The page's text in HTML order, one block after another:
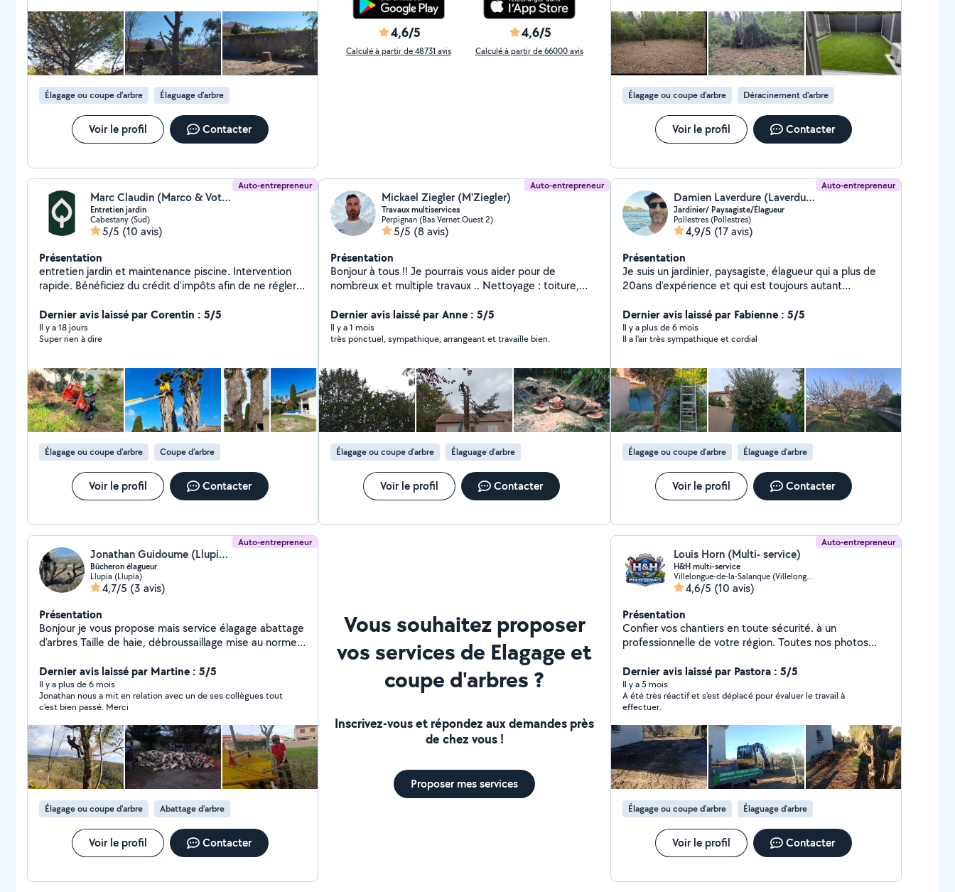
synthétique. Je referai appel à ses services
Élagage ou coupe d'arbre Élaguage d'arbre
Voir le profil Contacter
4,6/5
Calculé à partir de 48731 avis
4,6/5
Calculé à partir de 66000 avis
Élagage ou coupe d'arbre Déracinement d'arbre
Voir le profil Contacter
Auto-entrepreneur
Marc Claudin (Marco & Votre Jardin)
Entretien jardin
Cabestany (Sud)
5/5 (10 avis)
Présentation
entretien jardin et maintenance piscine. Intervention
rapide. Bénéficiez du crédit d'impôts afin de ne régler
Dernier avis laissé par Corentin : 5/5
Il y a 18 jours
Super rien à dire
Élagage ou coupe d'arbre Coupe d'arbre
Voir le profil Contacter
Auto-entrepreneur
Mickael Ziegler (M'Ziegler)
Travaux multiservices
Perpignan (Bas Vernet Ouest 2)
5/5 (8 avis)
Présentation
Bonjour à tous !! Je pourrais vous aider pour de
nombreux et multiple travaux .. Nettoyage : toiture,
extérieur, toiture, façade, mur, plafond, murette,
boiserie, ferronnerie. Réparation et changement :
toiture, liteau, chevron, tuiles, faîtage, closoir,
chape, mur,murette. Entretien de jardin : élagage,
abattage, étêtage, d'arbres dangereux, taille de haie,
arbustes, tonte, débroussaillage, entretien et création
d'espaces verts. Sérieux, ponctuel et soigneux, je
travaille toujours dans la bonne humeur et le respect
de vos attentes. Je me déplace rapidement et
j'apporte mon matériel professionnel N'hésitez pas à
me contacter pour un devis gratuit ou un simple
renseignement ! Disponible sur Perpignan et 50 km aux
alentours À bientôt Mickaël
Dernier avis laissé par Anne : 5/5
Il y a 1 mois
très ponctuel, sympathique, arrangeant et travaille bien.
Élagage ou coupe d'arbre Élaguage d'arbre
Voir le profil Contacter
Auto-entrepreneur
Damien Laverdure (Laverdure Paysage)
Jardinier/ Paysagiste/Élagueur
Pollestres (Pollestres)
4,9/5 (17 avis)
Présentation
Je suis un jardinier, paysagiste, élagueur qui a plus de
20ans d'expérience et qui est toujours autant
Dernier avis laissé par Fabienne : 5/5
Il y a plus de 6 mois
Il a l'air très sympathique et cordial
Élagage ou coupe d'arbre Élaguage d'arbre
Voir le profil Contacter
Auto-entrepreneur
Jonathan Guidoume (Llupia bois)
Bûcheron élagueur
Llupia (Llupia)
4,7/5 (3 avis)
Présentation
Bonjour je vous propose mais service élagage abattage
d'arbres Taille de haie, débroussaillage mise au norme
2015
Dernier avis laissé par Martine : 5/5
Il y a plus de 6 mois
Jonathan nous a mit en relation avec un de ses collègues tout
c'est bien passé. Merci
Élagage ou coupe d'arbre Abattage d'arbre
Voir le profil Contacter
Vous souhaitez proposer
vos services de Elagage et
coupe d'arbres ?
Inscrivez-vous et répondez aux demandes près
de chez vous !
Proposer mes services
Auto-entrepreneur
Louis Horn (Multi- service)
H&H multi-service
Villelongue-de-la-Salanque (Villelongue-de-la-Salanque)
4,6/5 (10 avis)
Présentation
Confier vos chantiers en toute sécurité. à un
professionnelle de votre région. Toutes nos photos
couverture. Intervention sur tout type de toiture
Recherche de fuite. Rénovation toiture. Réparation.
Étanchillité. Gouttière (PVC .ALUMINIUM.ZINGUE)
Nettoyage anti-mousse hydrofuge. Velux Isolation des
combles Bâche d'urgence imperméable. Très souvent
rembourser à 100% par l'assurance. Travaux de
maçonnerie Pose de clôture. Mur de jardin. Endui.
Travaux de peintures Ravalement de façade Peinture
intérieure. Travaux d'espace vert. Aménagement
paysager. Élagueur. Jardinier. Abattage Nettoyage
piscine et entretiens Entretiens. Nous sommes à votre
disposition. devis gratuits sous 48h Estimation possible
des travaux sur place. Votre satisfaction fait notre
réputation.
Dernier avis laissé par Pastora : 5/5
Il y a 5 mois
A été très réactif et s'est déplacé pour évaluer le travail à
effectuer.
Élagage ou coupe d'arbre Élaguage d'arbre
Voir le profil Contacter